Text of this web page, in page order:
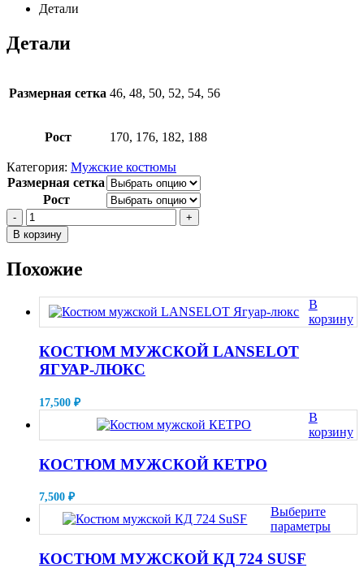
Детали
Детали
Размерная сетка 46, 48, 50, 52, 54, 56
Рост 170, 176, 182, 188
Категория: Мужские костюмы
Размерная сетка
Рост
-
+
В корзину
Похожие
В
корзину
КОСТЮМ МУЖСКОЙ LANSELOT
ЯГУАР-ЛЮКС
17,500 ₽
В
корзину
КОСТЮМ МУЖСКОЙ КЕТРО
7,500 ₽
Выберите
параметры
товар
КОСТЮМ МУЖСКОЙ КД 724 SUSF